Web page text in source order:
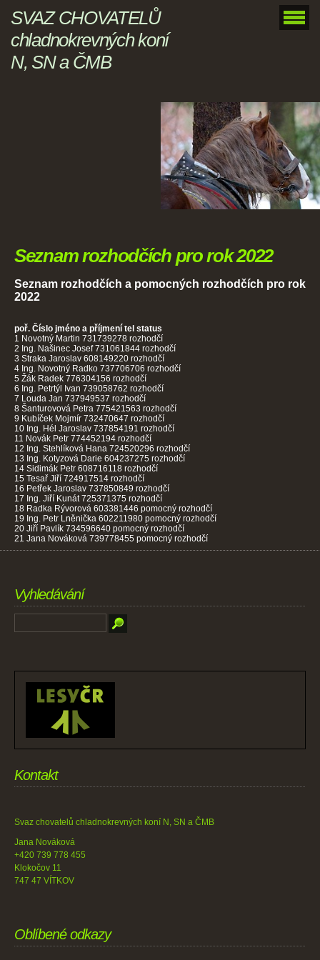
SVAZ CHOVATELŮ
chladnokrevných koní
N, SN a ČMB
Seznam rozhodčích pro rok 2022
Seznam rozhodčích a pomocných rozhodčích pro rok
2022
poř. Číslo jméno a příjmení tel status
1 Novotný Martin 731739278 rozhodčí
2 Ing. Našinec Josef 731061844 rozhodčí
3 Straka Jaroslav 608149220 rozhodčí
4 Ing. Novotný Radko 737706706 rozhodčí
5 Žák Radek 776304156 rozhodčí
6 Ing. Petrtýl Ivan 739058762 rozhodčí
7 Louda Jan 737949537 rozhodčí
8 Šanturovová Petra 775421563 rozhodčí
9 Kubíček Mojmír 732470647 rozhodčí
10 Ing. Hél Jaroslav 737854191 rozhodčí
11 Novák Petr 774452194 rozhodčí
12 Ing. Stehlíková Hana 724520296 rozhodčí
13 Ing. Kotyzová Darie 604237275 rozhodčí
14 Sidimák Petr 608716118 rozhodčí
15 Tesař Jiří 724917514 rozhodčí
16 Petřek Jaroslav 737850849 rozhodčí
17 Ing. Jiří Kunát 725371375 rozhodčí
18 Radka Rývorová 603381446 pomocný rozhodčí
19 Ing. Petr Lněnička 602211980 pomocný rozhodčí
20 Jiří Pavlík 734596640 pomocný rozhodčí
21 Jana Nováková 739778455 pomocný rozhodčí
Vyhledávání
Kontakt
Svaz chovatelů chladnokrevných koní N, SN a ČMB
Jana Nováková
+420 739 778 455
Klokočov 11
747 47 VÍTKOV
Oblíbené odkazy